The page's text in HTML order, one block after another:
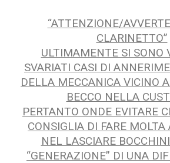
“ATTENZIONE/
CLARINETTO”
ULTIMAMENTE SI SONO
SVARIATI CASI DI
DELLA MECCANICA VICINO
BECCO NELLA
PERTANTO ONDE EVITARE
CONSIGLIA DI FARE
NEL LASCIARE
“GENERAZIONE” DI UNA